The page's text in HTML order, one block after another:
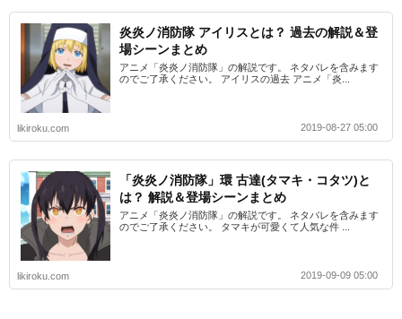
炎炎ノ消防隊 アイリスとは？ 過去の解説＆登
場シーンまとめ
アニメ「炎炎ノ消防隊」の解説です。 ネタバレを含みます
のでご了承ください。 アイリスの過去 アニメ「炎...
likiroku.com 2019-08-27 05:00
「炎炎ノ消防隊」環 古達(タマキ・コタツ)と
は？ 解説＆登場シーンまとめ
アニメ「炎炎ノ消防隊」の解説です。 ネタバレを含みます
のでご了承ください。 タマキが可愛くて人気な件 ...
likiroku.com 2019-09-09 05:00